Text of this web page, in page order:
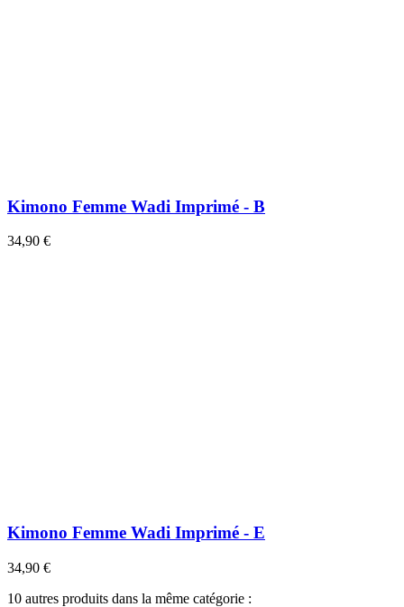
Kimono Femme Wadi Imprimé - B
34,90 €
Kimono Femme Wadi Imprimé - E
34,90 €
10 autres produits dans la même catégorie :